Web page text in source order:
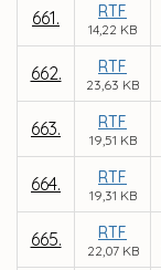
661. RTF
14,22 KB
662. RTF
23,63 KB
663. RTF
19,51 KB
664. RTF
19,31 KB
665. RTF
22,07 KB